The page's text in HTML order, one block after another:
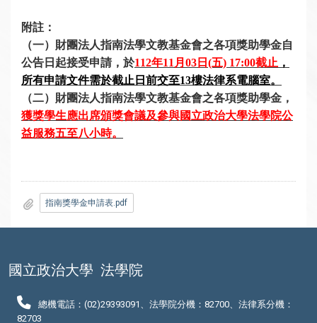
附註：
（一）財團法人指南法學文教基金會之各項獎助學金自
公告日起接受申請，於112年11月03日(五) 17:00截止 ，
所有申請文件需於截止日前交至13樓法律系電腦室。
（二）財團法人指南法學文教基金會之各項獎助學金，
獲獎學生應出席頒獎會議及參與國立政治大學法學院公
益服務五至八小時。
指南獎學金申請表.pdf
國立政治大學 法學院
總機電話：(02)29393091、法學院分機：82700、法律系分機：
82703